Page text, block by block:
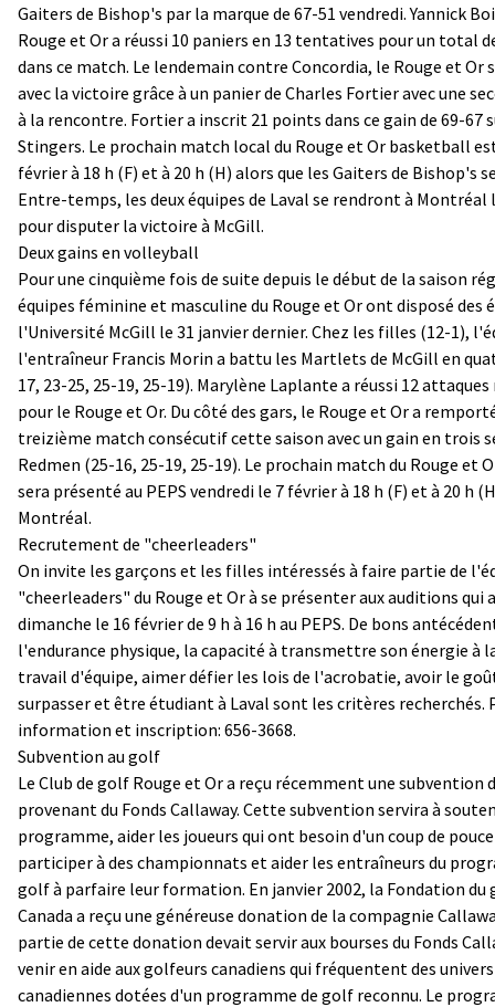
Gaiters de Bishop's par la marque de 67-51 vendredi. Yannick
Rouge et Or a réussi 10 paniers en 13 tentatives pour un total
dans ce match. Le lendemain contre Concordia, le Rouge et Or
avec la victoire grâce à un panier de Charles Fortier avec une
à la rencontre. Fortier a inscrit 21 points dans ce gain de 69-67
Stingers. Le prochain match local du Rouge et Or basketball
février à 18 h (F) et à 20 h (H) alors que les Gaiters de Bishop's
Entre-temps, les deux équipes de Laval se rendront à Montréal
pour disputer la victoire à McGill.
Deux gains en volleyball
Pour une cinquième fois de suite depuis le début de la saison
équipes féminine et masculine du Rouge et Or ont disposé des
l'Université McGill le 31 janvier dernier. Chez les filles (12-1),
l'entraîneur Francis Morin a battu les Martlets de McGill en
17, 23-25, 25-19, 25-19). Marylène Laplante a réussi 12
pour le Rouge et Or. Du côté des gars, le Rouge et Or a
treizième match consécutif cette saison avec un gain en trois
Redmen (25-16, 25-19, 25-19). Le prochain match du Rouge et
sera présenté au PEPS vendredi le 7 février à 18 h (F) et à 20 h
Montréal.
Recrutement de "cheerleaders"
On invite les garçons et les filles intéressés à faire partie de
"cheerleaders" du Rouge et Or à se présenter aux auditions qui
dimanche le 16 février de 9 h à 16 h au PEPS. De bons
l'endurance physique, la capacité à transmettre son énergie à
travail d'équipe, aimer défier les lois de l'acrobatie, avoir le
surpasser et être étudiant à Laval sont les critères recherchés.
information et inscription: 656-3668.
Subvention au golf
Le Club de golf Rouge et Or a reçu récemment une subvention
provenant du Fonds Callaway. Cette subvention servira à
programme, aider les joueurs qui ont besoin d'un coup de
participer à des championnats et aider les entraîneurs du
golf à parfaire leur formation. En janvier 2002, la Fondation du
Canada a reçu une généreuse donation de la compagnie
partie de cette donation devait servir aux bourses du Fonds
venir en aide aux golfeurs canadiens qui fréquentent des
canadiennes dotées d'un programme de golf reconnu. Le